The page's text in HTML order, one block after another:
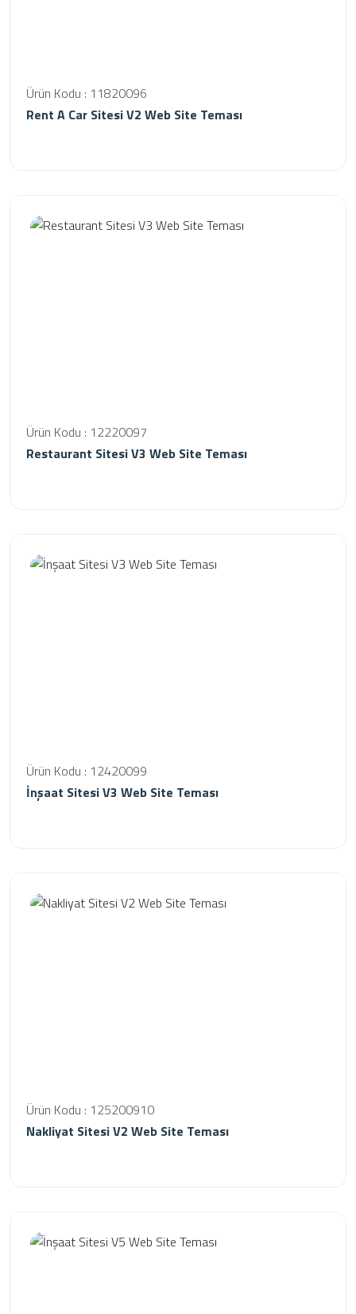
Ürün Kodu : 11820096
Rent A Car Sitesi V2 Web Site Teması
Ürün Kodu : 12220097
Restaurant Sitesi V3 Web Site Teması
Ürün Kodu : 12420099
İnşaat Sitesi V3 Web Site Teması
Ürün Kodu : 125200910
Nakliyat Sitesi V2 Web Site Teması